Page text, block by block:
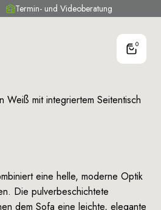
Termin- und Videoberatung
0
Weiß mit integriertem Seitentisch
eine helle, moderne Optik
Die pulverbeschichtete
dem Sofa eine leichte, elegante